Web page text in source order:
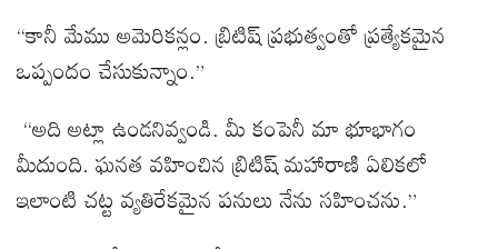
“కానీ మేము అమెరికన్లం. బ్రిటిష్ ప్రభుత్వంతో ప్రత్యేకమైన
ఒప్పందం చేసుకున్నాం.”
“అది అట్లా ఉండనివ్వండి. మీ కంపెనీ మా భూభాగం
మీదుంది. ఘనత వహించిన బ్రిటిష్ మహారాణి ఏలికలో
ఇలాంటి చట్ట వ్యతిరేకమైన పనులు నేను సహించను.”